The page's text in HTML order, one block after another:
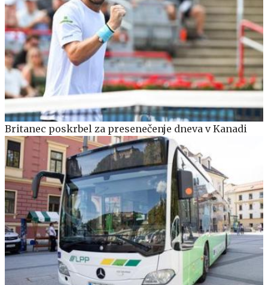
Britanec poskrbel za presenečenje dneva v Kanadi